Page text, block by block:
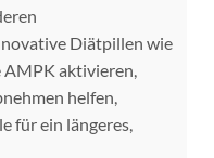
Diätpillen wie
AMPK aktivieren,
helfen,
für ein längeres,